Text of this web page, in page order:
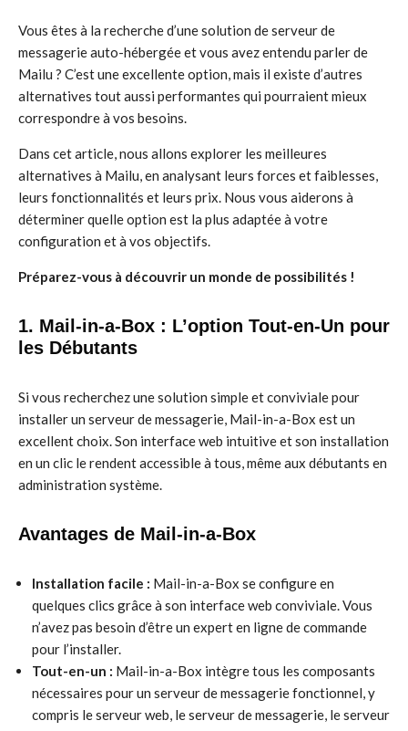
Vous êtes à la recherche d’une solution de serveur de
messagerie auto-hébergée et vous avez entendu parler de
Mailu ? C’est une excellente option, mais il existe d’autres
alternatives tout aussi performantes qui pourraient mieux
correspondre à vos besoins.
Dans cet article, nous allons explorer les meilleures
alternatives à Mailu, en analysant leurs forces et faiblesses,
leurs fonctionnalités et leurs prix. Nous vous aiderons à
déterminer quelle option est la plus adaptée à votre
configuration et à vos objectifs.
Préparez-vous à découvrir un monde de possibilités !
1. Mail-in-a-Box : L’option Tout-en-Un pour
les Débutants
Si vous recherchez une solution simple et conviviale pour
installer un serveur de messagerie, Mail-in-a-Box est un
excellent choix. Son interface web intuitive et son installation
en un clic le rendent accessible à tous, même aux débutants en
administration système.
Avantages de Mail-in-a-Box
Installation facile : Mail-in-a-Box se configure en
quelques clics grâce à son interface web conviviale. Vous
n’avez pas besoin d’être un expert en ligne de commande
pour l’installer.
Tout-en-un : Mail-in-a-Box intègre tous les composants
nécessaires pour un serveur de messagerie fonctionnel, y
compris le serveur web, le serveur de messagerie, le serveur